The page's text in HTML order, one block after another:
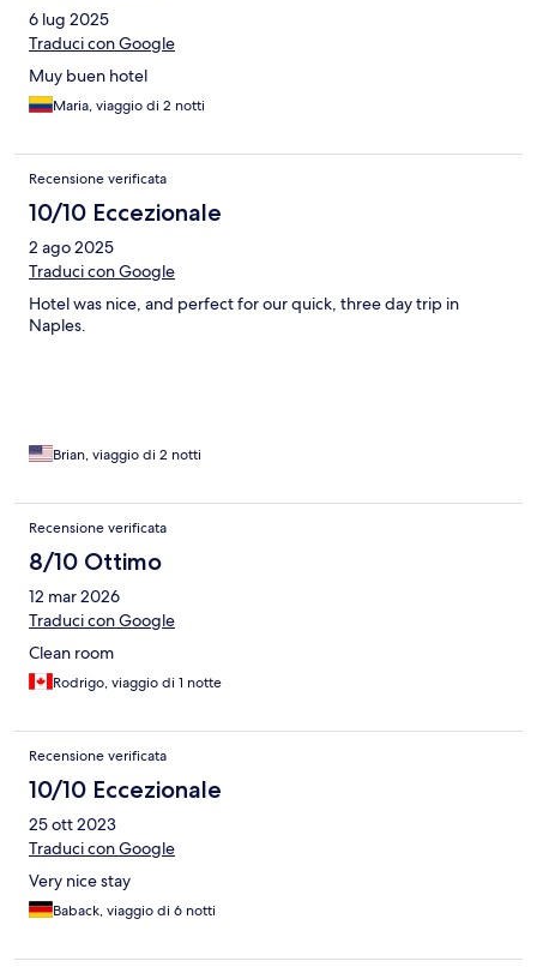
6 lug 2025
Traduci con Google
Muy buen hotel
Maria, viaggio di 2 notti
Recensione verificata
10/10 Eccezionale
2 ago 2025
Traduci con Google
Hotel was nice, and perfect for our quick, three day trip in
Naples.
Brian, viaggio di 2 notti
Recensione verificata
8/10 Ottimo
12 mar 2026
Traduci con Google
Clean room
Rodrigo, viaggio di 1 notte
Recensione verificata
10/10 Eccezionale
25 ott 2023
Traduci con Google
Very nice stay
Baback, viaggio di 6 notti